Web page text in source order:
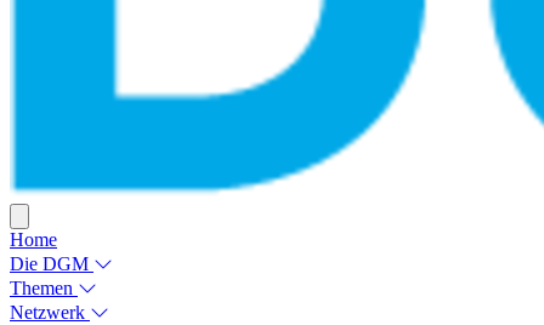
Home
Die DGM
Themen
Netzwerk